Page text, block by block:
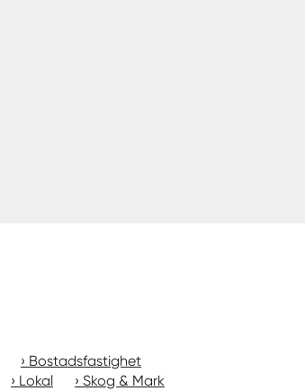
Bostadsfastighet
Lokal Skog & Mark